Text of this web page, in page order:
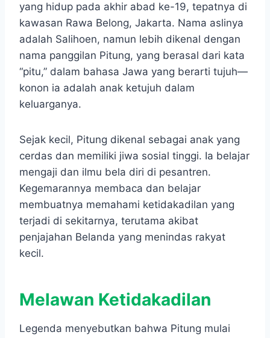
yang hidup pada akhir abad ke-19, tepatnya di
kawasan Rawa Belong, Jakarta. Nama aslinya
adalah Salihoen, namun lebih dikenal dengan
nama panggilan Pitung, yang berasal dari kata
“pitu,” dalam bahasa Jawa yang berarti tujuh—
konon ia adalah anak ketujuh dalam
keluarganya.
Sejak kecil, Pitung dikenal sebagai anak yang
cerdas dan memiliki jiwa sosial tinggi. Ia belajar
mengaji dan ilmu bela diri di pesantren.
Kegemarannya membaca dan belajar
membuatnya memahami ketidakadilan yang
terjadi di sekitarnya, terutama akibat
penjajahan Belanda yang menindas rakyat
kecil.
Melawan Ketidakadilan
Legenda menyebutkan bahwa Pitung mulai